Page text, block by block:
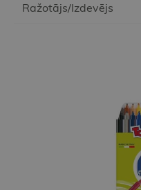
Ražotājs/Izdevējs